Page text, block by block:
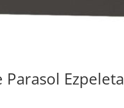
Parasol Ezpeleta